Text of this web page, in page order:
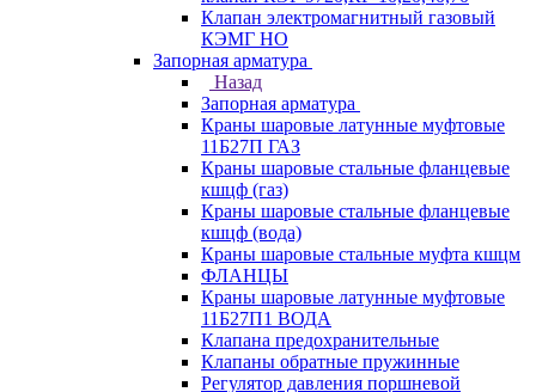
Клапан электромагнитный газовый
КЭМГ НО
Запорная арматура
Назад
Запорная арматура
Краны шаровые латунные муфтовые
11Б27П ГАЗ
Краны шаровые стальные фланцевые
кшцф (газ)
Краны шаровые стальные фланцевые
кшцф (вода)
Краны шаровые стальные муфта кшцм
ФЛАНЦЫ
Краны шаровые латунные муфтовые
11Б27П1 ВОДА
Клапана предохранительные
Клапаны обратные пружинные
Регулятор давления поршневой